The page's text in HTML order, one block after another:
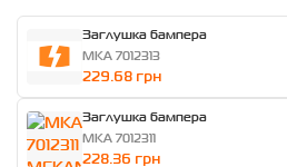
Заглушка бампера
MKA 7012313
229.68 грн
Заглушка бампера
MKA 7012311
228.36 грн